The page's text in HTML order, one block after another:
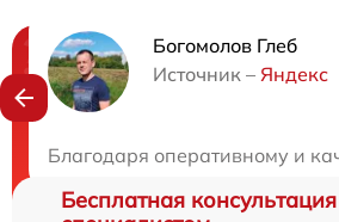
Богомолов Глеб
Источник – Яндекс
Благодаря оперативному и
Нужна
Бесплатная